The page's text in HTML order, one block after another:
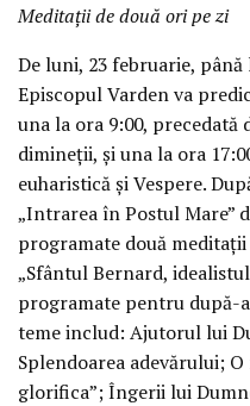
Meditații de două ori pe zi
De luni, 23 februarie,
Episcopul Varden va
una la ora 9:00, precedată
dimineții, și una la ora
euharistică și Vespere.
„Intrarea în Postul Mare”
programate două
„Sfântul Bernard,
programate pentru după-
teme includ: Ajutorul lui
Splendoarea adevărului;
glorifica”; Îngerii lui